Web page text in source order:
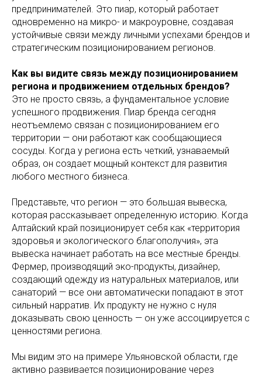
предпринимателей. Это пиар, который работает
одновременно на микро- и макроуровне, создавая
устойчивые связи между личными успехами брендов и
стратегическим позиционированием регионов.
Как вы видите связь между позиционированием
региона и продвижением отдельных брендов?
Это не просто связь, а фундаментальное условие
успешного продвижения. Пиар бренда сегодня
неотъемлемо связан с позиционированием его
территории — они работают как сообщающиеся
сосуды. Когда у региона есть четкий, узнаваемый
образ, он создает мощный контекст для развития
любого местного бизнеса.
Представьте, что регион — это большая вывеска,
которая рассказывает определенную историю. Когда
Алтайский край позиционирует себя как «территория
здоровья и экологического благополучия», эта
вывеска начинает работать на все местные бренды.
Фермер, производящий эко-продукты, дизайнер,
создающий одежду из натуральных материалов, или
санаторий — все они автоматически попадают в этот
сильный нарратив. Их продукту не нужно с нуля
доказывать свою ценность — он уже ассоциируется с
ценностями региона.
Мы видим это на примере Ульяновской области, где
активно развивается позиционирование через